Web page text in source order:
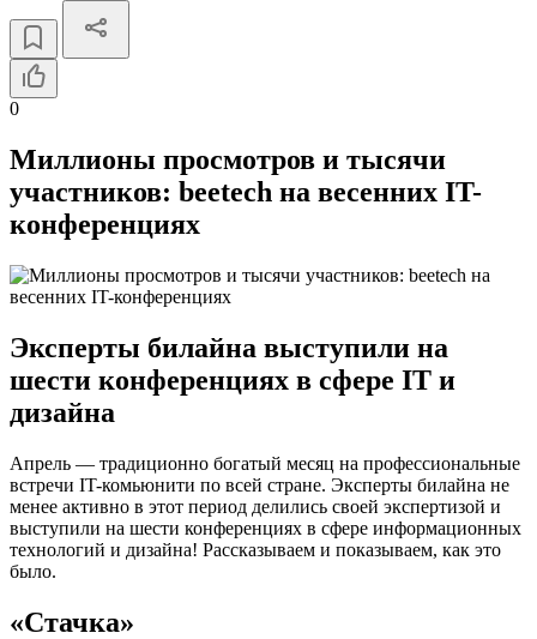
0
Миллионы просмотров и тысячи
участников: beetech на весенних IT-
конференциях
Эксперты билайна выступили на
шести конференциях в сфере IT и
дизайна
Апрель — традиционно богатый месяц на профессиональные
встречи IT-комьюнити по всей стране. Эксперты билайна не
менее активно в этот период делились своей экспертизой и
выступили на шести конференциях в сфере информационных
технологий и дизайна! Рассказываем и показываем, как это
было.
«Стачка»